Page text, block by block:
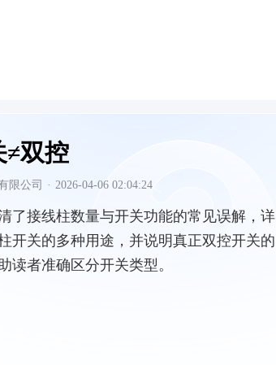
≠双控
限公司 · 2026-04-06 02:04:24
了接线柱数量与开关功能的常见误解，详
开关的多种用途，并说明真正双控开关的
读者准确区分开关类型。